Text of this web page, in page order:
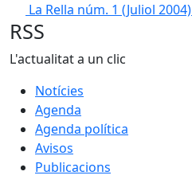
La Rella núm. 1 (Juliol 2004)
RSS
L'actualitat a un clic
Notícies
Agenda
Agenda política
Avisos
Publicacions